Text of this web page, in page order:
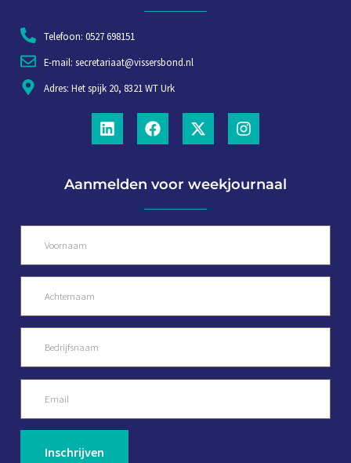
Telefoon: 0527 698151
E-mail: secretariaat@vissersbond.nl
Adres: Het spijk 20, 8321 WT Urk
Aanmelden voor weekjournaal